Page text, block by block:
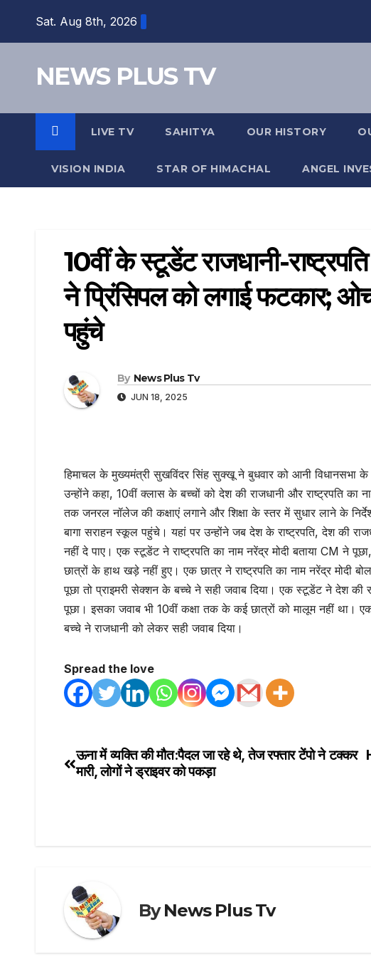
Sat. Aug 8th, 2026
NEWS PLUS TV
LIVE TV SAHITYA OUR HISTORY
VISION INDIA STAR OF HIMACHAL ANGEL
10वीं के स्टूडेंट राजधानी-
ने प्रिंसिपल को लगाई फटकार;
पहुंचे
By News Plus Tv
JUN 18, 2025
हिमाचल के मुख्यमंत्री सुखविंदर सिंह सुक्खू ने बुधवार को आनी
उन्होंने कहा, 10वीं क्लास के बच्चों को देश की राजधानी और राष्ट्रपति
तक जनरल नॉलेज की कक्षाएं लगाने और शिक्षा के स्तर में सुधार लाने के
बागा सराहन स्कूल पहुंचे। यहां पर उन्होंने जब देश के राष्ट्रपति, देश की
नहीं दे पाए। एक स्टूडेंट ने राष्ट्रपति का नाम नरेंद्र मोदी बताया CM ने
छात्रों के हाथ खड़े नहीं हुए। एक छात्र ने राष्ट्रपति का नाम नरेंद्र मोदी
पूछा तो प्राइमरी सेक्शन के बच्चे ने सही जवाब दिया। एक स्टूडेंट ने देश की
पूछा। इसका जवाब भी 10वीं कक्षा तक के कई छात्रों को मालूम नहीं था।
बच्चे ने राजधानी को लेकर सही जवाब दिया।
Spread the love
Post
ऊना में व्यक्ति की मौत:पैदल जा रहे थे, तेज रफ्तार टेंपो ने टक्कर
मारी, लोगों ने ड्राइवर को पकड़ा
ByNews Plus Tv